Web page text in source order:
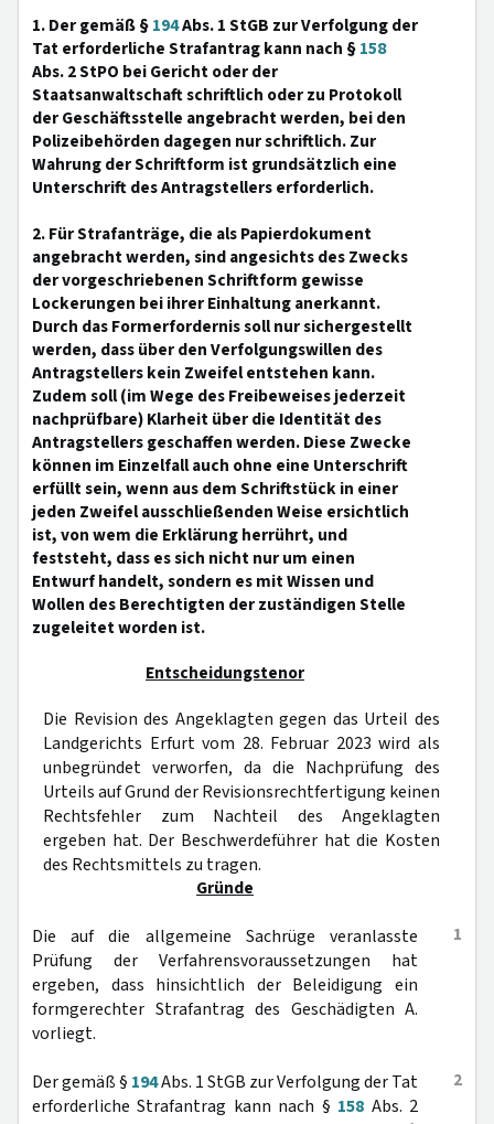
1. Der gemäß §194Abs. 1 StGB zur Verfolgung der
Tat erforderliche Strafantrag kann nach §158
Abs. 2 StPO bei Gericht oder der
Staatsanwaltschaft schriftlich oder zu Protokoll
der Geschäftsstelle angebracht werden, bei den
Polizeibehörden dagegen nur schriftlich. Zur
Wahrung der Schriftform ist grundsätzlich eine
Unterschrift des Antragstellers erforderlich.
2. Für Strafanträge, die als Papierdokument
angebracht werden, sind angesichts des Zwecks
der vorgeschriebenen Schriftform gewisse
Lockerungen bei ihrer Einhaltung anerkannt.
Durch das Formerfordernis soll nur sichergestellt
werden, dass über den Verfolgungswillen des
Antragstellers kein Zweifel entstehen kann.
Zudem soll (im Wege des Freibeweises jederzeit
nachprüfbare) Klarheit über die Identität des
Antragstellers geschaffen werden. Diese Zwecke
können im Einzelfall auch ohne eine Unterschrift
erfüllt sein, wenn aus dem Schriftstück in einer
jeden Zweifel ausschließenden Weise ersichtlich
ist, von wem die Erklärung herrührt, und
feststeht, dass es sich nicht nur um einen
Entwurf handelt, sondern es mit Wissen und
Wollen des Berechtigten der zuständigen Stelle
zugeleitet worden ist.
Entscheidungstenor
Die Revision des Angeklagten gegen das Urteil des
Landgerichts Erfurt vom 28. Februar 2023 wird als
unbegründet verworfen, da die Nachprüfung des
Urteils auf Grund der Revisionsrechtfertigung keinen
Rechtsfehler zum Nachteil des Angeklagten
ergeben hat. Der Beschwerdeführer hat die Kosten
des Rechtsmittels zu tragen.
Gründe
1
Die auf die allgemeine Sachrüge veranlasste
Prüfung der Verfahrensvoraussetzungen hat
ergeben, dass hinsichtlich der Beleidigung ein
formgerechter Strafantrag des Geschädigten A.
vorliegt.
2
Der gemäß § 194Abs. 1 StGB zur Verfolgung der Tat
erforderliche Strafantrag kann nach § 158 Abs. 2